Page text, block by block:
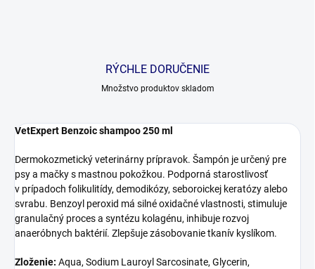
RÝCHLE DORUČENIE
Množstvo produktov skladom
VetExpert Benzoic shampoo 250 ml
Dermokozmetický veterinárny prípravok. Šampón je určený pre
psy a mačky s mastnou pokožkou. Podporná starostlivosť
v prípadoch folikulitídy, demodikózy, seboroickej keratózy alebo
svrabu. Benzoyl peroxid má silné oxidačné vlastnosti, stimuluje
granulačný proces a syntézu kolagénu, inhibuje rozvoj
anaeróbnych baktérií. Zlepšuje zásobovanie tkanív kyslíkom.
Zloženie: Aqua, Sodium Lauroyl Sarcosinate, Glycerin,